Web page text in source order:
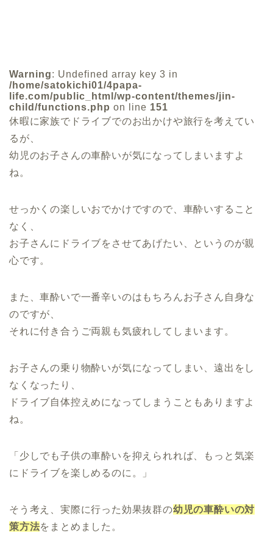
Warning: Undefined array key 3 in
/home/satokichi01/4papa-
life.com/public_html/wp-content/themes/jin-
child/functions.php on line 151
休暇に家族でドライブでのお出かけや旅行を考えてい
るが、
幼児のお子さんの車酔いが気になってしまいますよ
ね。
せっかくの楽しいおでかけですので、車酔いすること
なく、
お子さんにドライブをさせてあげたい、というのが親
心です。
また、車酔いで一番辛いのはもちろんお子さん自身な
のですが、
それに付き合うご両親も気疲れしてしまいます。
お子さんの乗り物酔いが気になってしまい、遠出をし
なくなったり、
ドライブ自体控えめになってしまうこともありますよ
ね。
「少しでも子供の車酔いを抑えられれば、もっと気楽
にドライブを楽しめるのに。」
そう考え、実際に行った効果抜群の幼児の車酔いの対
策方法をまとめました。